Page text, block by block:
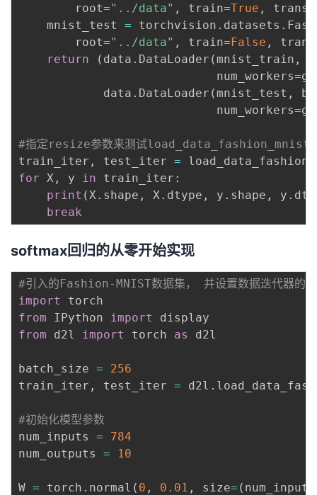
        root
="../data" , train=True ,
    mnist_test
= torchvision . datasets .
        root
="../data" , train=False ,
return
( data . DataLoader ( mnist_train ,
                            num_workers
=
            data
. DataLoader ( mnist_test ,
                            num_workers
=
#指定resize参数来测试load_data_fashion_mnist函
train_iter , test_iter =
for X , y in train_iter :
print ( X . shape , X . dtype , y . shape , y .
break
softmax回归的从零开始实现
#引入的Fashion-MNIST数据集， 并设置数据迭代器的
import
from IPython import
from d2l import torch as d2l
batch_size =
256
train_iter , test_iter = d2l .
#初始化模型参数
num_inputs =
784
num_outputs = 10
W = torch . normal ( 0 , 0.01 , size= ( num_inputs